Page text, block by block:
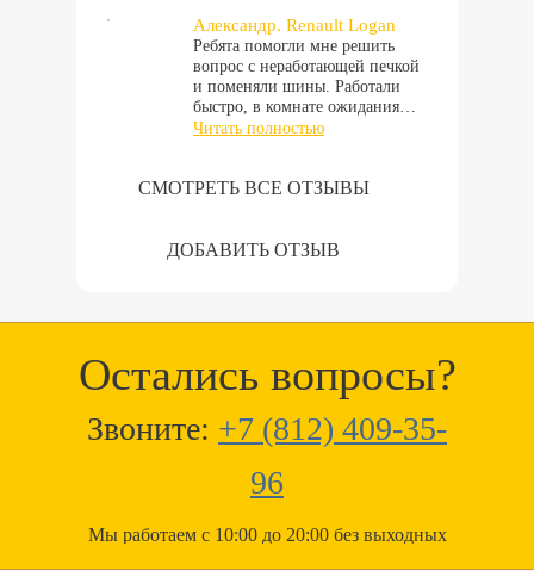
Александр. Renault Logan
Ребята помогли мне решить
вопрос с неработающей печкой
и поменяли шины. Работали
быстро, в комнате ожидания…
Читать полностью
СМОТРЕТЬ ВСЕ ОТЗЫВЫ
ДОБАВИТЬ ОТЗЫВ
Остались вопросы?
Звоните: +7 (812) 409-35-
96
Мы работаем с 10:00 до 20:00 без выходных